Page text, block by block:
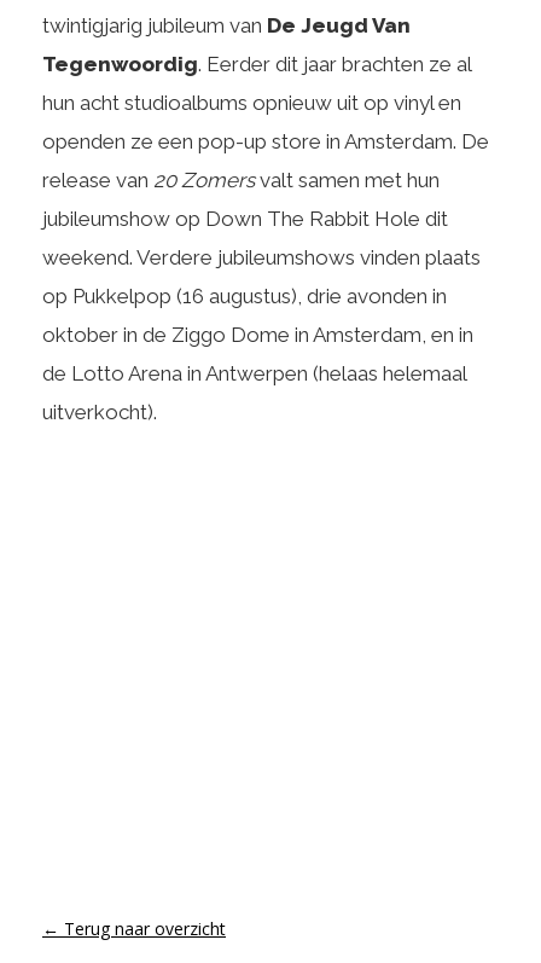
twintigjarig jubileum van De Jeugd Van
Tegenwoordig. Eerder dit jaar brachten ze al
hun acht studioalbums opnieuw uit op vinyl en
openden ze een pop-up store in Amsterdam. De
release van 20 Zomersvalt samen met hun
jubileumshow op Down The Rabbit Hole dit
weekend. Verdere jubileumshows vinden plaats
op Pukkelpop (16 augustus), drie avonden in
oktober in de Ziggo Dome in Amsterdam, en in
de Lotto Arena in Antwerpen (helaas helemaal
uitverkocht).
← Terug naar overzicht